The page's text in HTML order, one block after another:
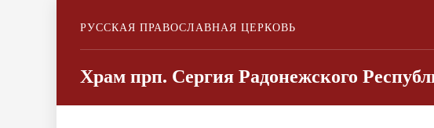
РУССКАЯ ПРАВОСЛАВНАЯ ЦЕРКОВЬ
Храм прп. Сергия Радонежского